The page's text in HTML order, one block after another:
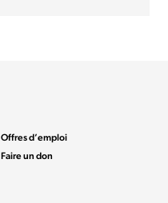
Offres d’emploi
Faire un don